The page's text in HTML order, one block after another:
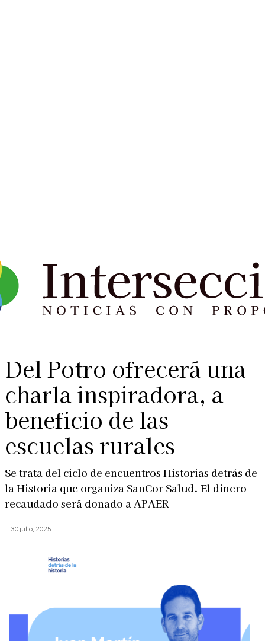
Del Potro ofrecerá una
charla inspiradora, a
beneficio de las
escuelas rurales
Se trata del ciclo de encuentros Historias detrás de
la Historia que organiza SanCor Salud. El dinero
recaudado será donado a APAER
30 julio, 2025